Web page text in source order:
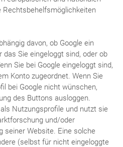
davon, ob Google ein
Sie eingeloggt sind, oder ob
Sie bei Google eingeloggt sind,
Konto zugeordnet. Wenn Sie
bei Google nicht wünschen,
des Buttons ausloggen.
Nutzungsprofile und nutzt sie
und/oder
seiner Website. Eine solche
(selbst für nicht eingeloggte